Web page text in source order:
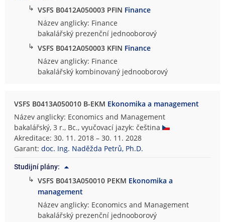
↳ VSFS B0412A050003 PFIN Finance
Název anglicky: Finance
bakalářský prezenční jednooborový
↳ VSFS B0412A050003 KFIN Finance
Název anglicky: Finance
bakalářský kombinovaný jednooborový
VSFS B0413A050010 B-EKM Ekonomika a management
Název anglicky: Economics and Management
bakalářský, 3 r., Bc., vyučovací jazyk: čeština
Akreditace: 30. 11. 2018 – 30. 11. 2028
Garant:doc. Ing. Naděžda Petrů, Ph.D.
Studijní plány:
↳ VSFS B0413A050010 PEKM Ekonomika a
management
Název anglicky: Economics and Management
bakalářský prezenční jednooborový